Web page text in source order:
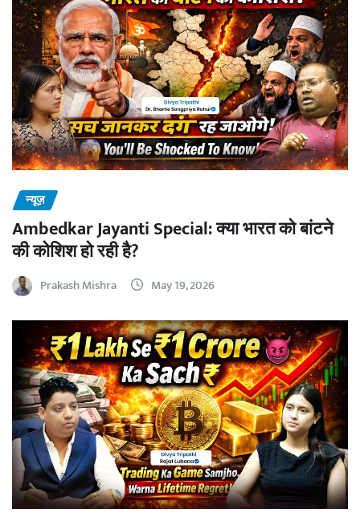
न्यूज़
Ambedkar Jayanti Special: क्या भारत को बांटने
की कोशिश हो रही है?
Prakash Mishra May 19, 2026